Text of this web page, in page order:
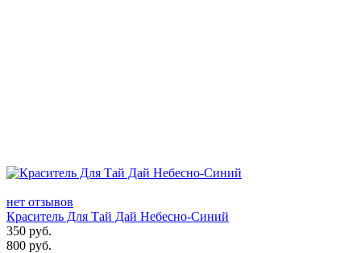
нет отзывов
Краситель Для Тай Дай Небесно-Синий
350 руб.
800 руб.